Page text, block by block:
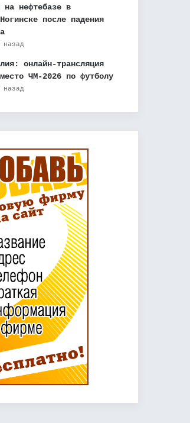
на нефтебазе в
после падения
онлайн-трансляция
ЧМ-2026 по футболу